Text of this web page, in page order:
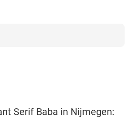
Serif Baba in Nijmegen: